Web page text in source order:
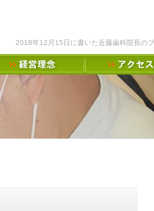
2018年12月15日に書いた近藤歯科院長のブ